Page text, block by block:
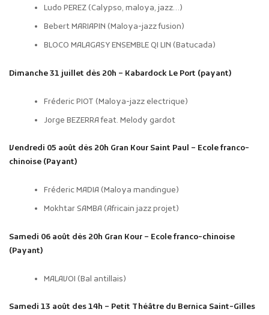
Ludo PEREZ (Calypso, maloya, jazz…)
Bebert MARIAPIN (Maloya-jazz fusion)
BLOCO MALAGASY ENSEMBLE QI LIN (Batucada)
Dimanche 31 juillet dès 20h – Kabardock Le Port (payant)
Fréderic PIOT (Maloya-jazz electrique)
Jorge BEZERRA feat. Melody gardot
Vendredi 05 août dès 20h Gran Kour Saint Paul – Ecole franco-
chinoise (Payant)
Fréderic MADIA (Maloya mandingue)
Mokhtar SAMBA (Africain jazz projet)
Samedi 06 août dès 20h Gran Kour – Ecole franco-chinoise
(Payant)
MALAVOI (Bal antillais)
Samedi 13 août des 14h – Petit Théâtre du Bernica Saint-Gilles